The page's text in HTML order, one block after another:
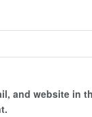
and website in